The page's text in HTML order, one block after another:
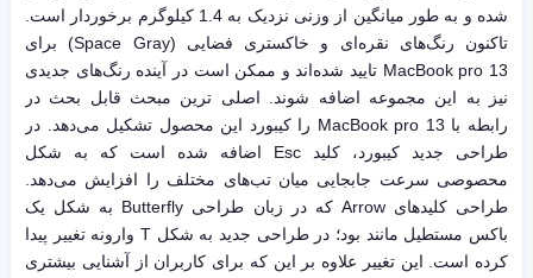
شده و به طور میانگین از وزنی نزدیک به 1.4 کیلوگرم برخوردار است.
تاکنون رنگ‌های نقره‌ای و خاکستری فضایی (Space Gray) برای
MacBook pro 13 تایید شده‌اند و ممکن است در آینده رنگ‌های جدیدی
نیز به این مجموعه اضافه شوند. اصلی ترین مبحث قابل بحث در
رابطه با MacBook pro 13 را کیبورد این محصول تشکیل می‌دهد. در
طراحی جدید کیبورد، کلید Esc اضافه شده است که به شکل
محصوصی سرعت جابجایی میان تب‌های مختلف را افزایش می‌دهد.
طراحی کلیدهای Arrow که در زبان طراحی Butterfly به شکل یک
باکس مستطیل مانند بود؛ در طراحی جدید به شکل T وارونه تغییر پیدا
کرده است. این تغییر علاوه بر این که برای کاربران از آشنایی بیشتری